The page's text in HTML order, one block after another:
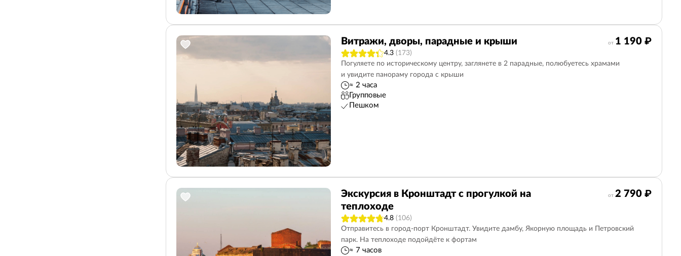
Витражи, дворы, парадные и крыши от 1 190 ₽
4.3 (173)
Погуляете по историческому центру, заглянете в 2 парадные, полюбуетесь храмами
и увидите панораму города с крыши
≈ 2 часа
Групповые
Пешком
Экскурсия в Кронштадт с прогулкой на
теплоходе
от 2 790 ₽
4.8 (106)
Отправитесь в город-порт Кронштадт. Увидите дамбу, Якорную площадь и Петровский
парк. На теплоходе подойдёте к фортам
≈ 7 часов